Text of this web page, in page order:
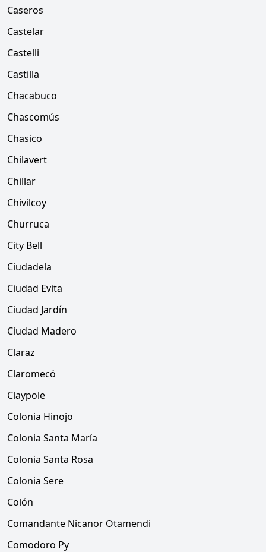
Caseros
Castelar
Castelli
Castilla
Chacabuco
Chascomús
Chasico
Chilavert
Chillar
Chivilcoy
Churruca
City Bell
Ciudadela
Ciudad Evita
Ciudad Jardín
Ciudad Madero
Claraz
Claromecó
Claypole
Colonia Hinojo
Colonia Santa María
Colonia Santa Rosa
Colonia Sere
Colón
Comandante Nicanor Otamendi
Comodoro Py